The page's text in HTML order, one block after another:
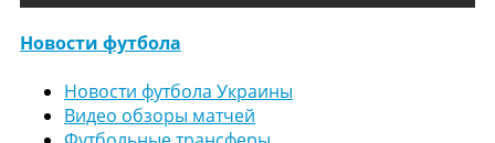
Новости футбола
Новости футбола Украины
Видео обзоры матчей